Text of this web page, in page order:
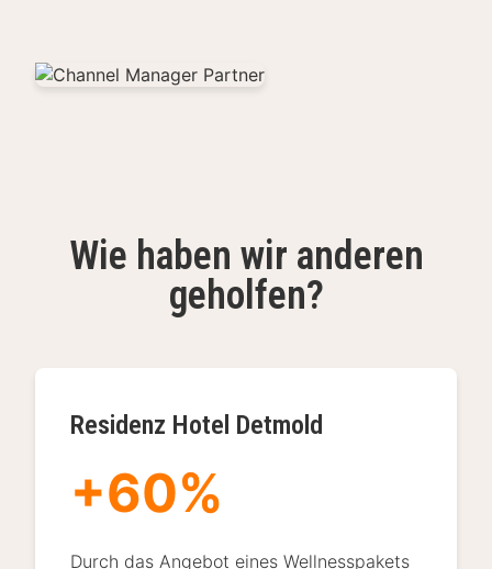
Wie haben wir anderen
geholfen?
Residenz Hotel Detmold
+60%
Durch das Angebot eines Wellnesspakets